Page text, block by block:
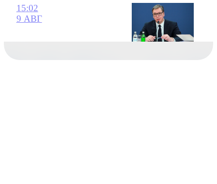
15:02
9 АВГ